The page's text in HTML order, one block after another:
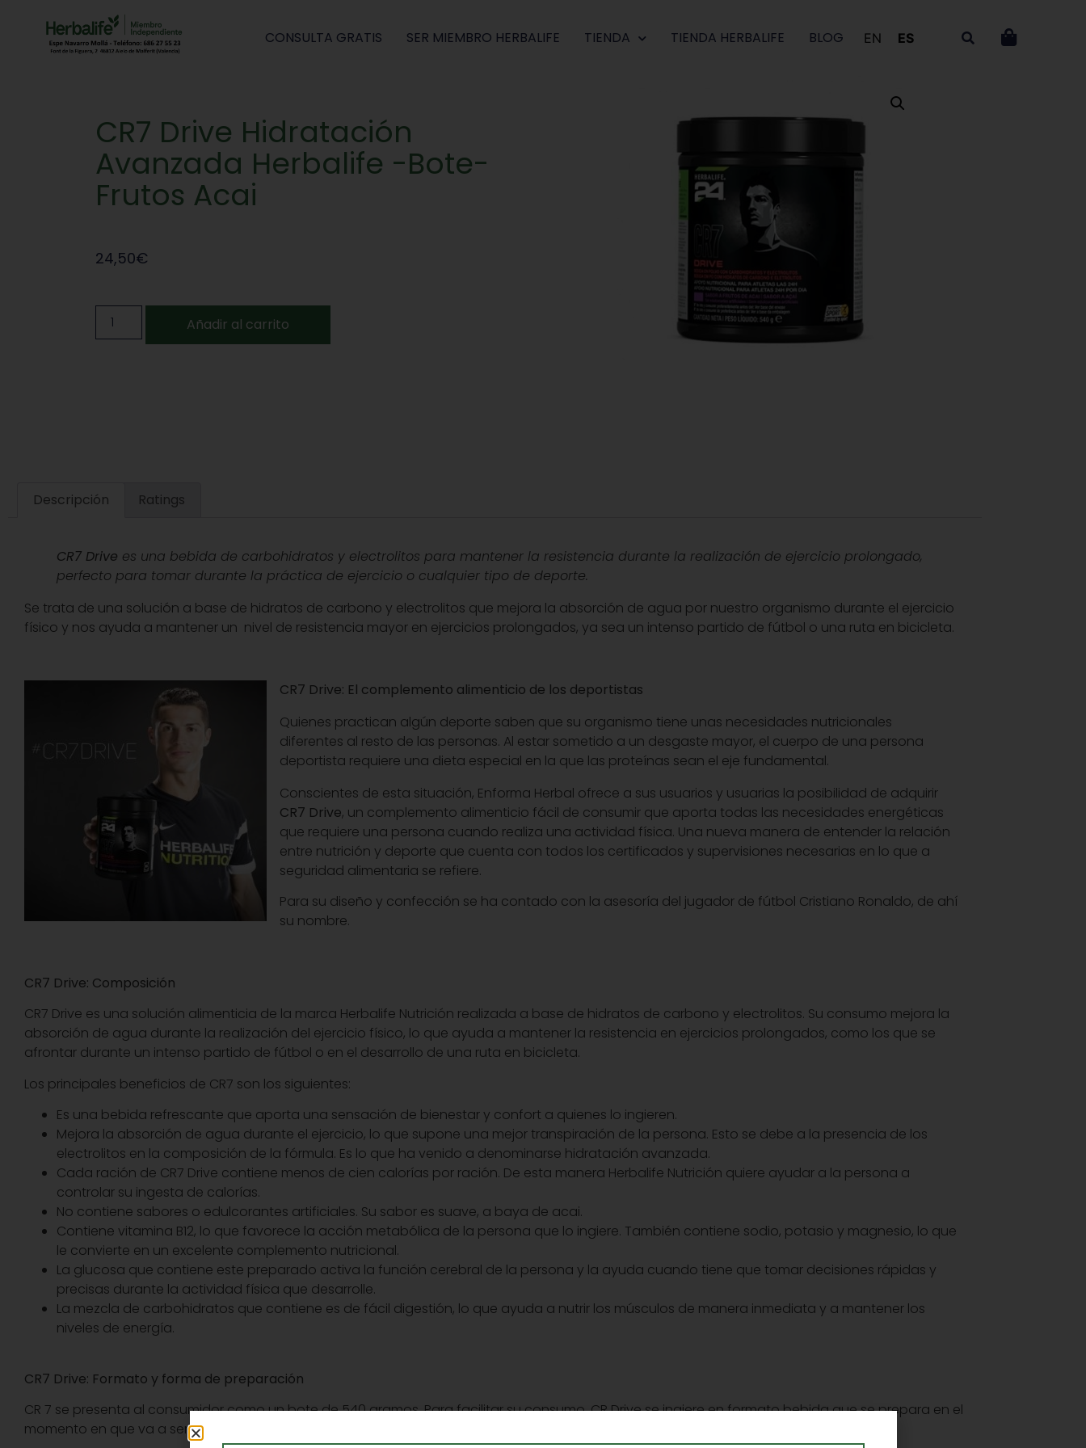
CONSULTA GRATIS SER MIEMBRO HERBALIFE TIENDA TIENDA HERBALIFE BLOG EN ES
CR7 Drive Hidratación
Avanzada Herbalife -Bote-
Frutos Acai
24,50€
Añadir al carrito
Descripción Ratings
CR7 Drive es una bebida de carbohidratos y electrolitos para mantener la resistencia durante la realización de ejercicio prolongado,
perfecto para tomar durante la práctica de ejercicio o cualquier tipo de deporte.
Se trata de una solución a base de hidratos de carbono y electrolitos que mejora la absorción de agua por nuestro organismo durante el ejercicio
físico y nos ayuda a mantener un nivel de resistencia mayor en ejercicios prolongados, ya sea un intenso partido de fútbol o una ruta en bicicleta.
CR7 Drive: El complemento alimenticio de los deportistas
Quienes practican algún deporte saben que su organismo tiene unas necesidades nutricionales
diferentes al resto de las personas. Al estar sometido a un desgaste mayor, el cuerpo de una persona
deportista requiere una dieta especial en la que las proteínas sean el eje fundamental.
Conscientes de esta situación, Enforma Herbal ofrece a sus usuarios y usuarias la posibilidad de adquirir
CR7 Drive, un complemento alimenticio fácil de consumir que aporta todas las necesidades energéticas
que requiere una persona cuando realiza una actividad física. Una nueva manera de entender la relación
entre nutrición y deporte que cuenta con todos los certificados y supervisiones necesarias en lo que a
seguridad alimentaria se refiere.
Para su diseño y confección se ha contado con la asesoría del jugador de fútbol Cristiano Ronaldo, de ahí
su nombre.
CR7 Drive: Composición
CR7 Drive es una solución alimenticia de la marca Herbalife Nutrición realizada a base de hidratos de carbono y electrolitos. Su consumo mejora la
absorción de agua durante la realización del ejercicio físico, lo que ayuda a mantener la resistencia en ejercicios prolongados, como los que se
afrontar durante un intenso partido de fútbol o en el desarrollo de una ruta en bicicleta.
Los principales beneficios de CR7 son los siguientes:
Es una bebida refrescante que aporta una sensación de bienestar y confort a quienes lo ingieren.
Mejora la absorción de agua durante el ejercicio, lo que supone una mejor transpiración de la persona. Esto se debe a la presencia de los
electrolitos en la composición de la fórmula. Es lo que ha venido a denominarse hidratación avanzada.
Cada ración de CR7 Drive contiene menos de cien calorías por ración. De esta manera Herbalife Nutrición quiere ayudar a la persona a
controlar su ingesta de calorías.
No contiene sabores o edulcorantes artificiales. Su sabor es suave, a baya de acai.
Contiene vitamina B12, lo que favorece la acción metabólica de la persona que lo ingiere. También contiene sodio, potasio y magnesio, lo que
le convierte en un excelente complemento nutricional.
La glucosa que contiene este preparado activa la función cerebral de la persona y la ayuda cuando tiene que tomar decisiones rápidas y
precisas durante la actividad física que desarrolle.
La mezcla de carbohidratos que contiene es de fácil digestión, lo que ayuda a nutrir los músculos de manera inmediata y a mantener los
niveles de energía.
CR7 Drive: Formato y forma de preparación
CR 7 se presenta al consumidor como un bote de 540 gramos. Para facilitar su consumo, CR Drive se ingiere en formato bebida que se prepara en el
momento en que va a ser ingerido por la persona. Esta ingesta se puede realizar antes, durante y después de actividad física.